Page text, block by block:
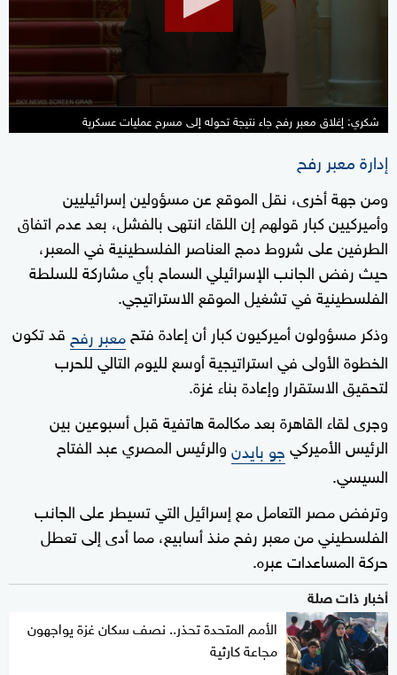
شكري: إغلاق معبر رفح جاء نتيجة تحوله إلى مسرح عمليات عسكرية
إدارة معبر رفح
ومن جهة أخرى، نقل الموقع عن مسؤولين إسرائيليين
وأميركيين كبار قولهم إن اللقاء انتهى بالفشل، بعد عدم اتفاق
الطرفين على شروط دمج العناصر الفلسطينية في المعبر،
حيث رفض الجانب الإسرائيلي السماح بأي مشاركة للسلطة
الفلسطينية في تشغيل الموقع الاستراتيجي.
وذكر مسؤولون أميركيون كبار أن إعادة فتحمعبر رفح قد تكون
الخطوة الأولى في استراتيجية أوسع لليوم التالي للحرب
لتحقيق الاستقرار وإعادة بناء غزة.
وجرى لقاء القاهرة بعد مكالمة هاتفية قبل أسبوعين بين
الرئيس الأميركيجو بايدنوالرئيس المصري عبد الفتاح
السيسي.
وترفض مصر التعامل مع إسرائيل التي تسيطر على الجانب
الفلسطيني من معبر رفح منذ أسابيع، مما أدى إلى تعطل
حركة المساعدات عبره.
أخبار ذات صلة
الأمم المتحدة تحذر.. نصف سكان غزة يواجهون
مجاعة كارثية